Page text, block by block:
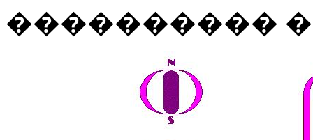
����������